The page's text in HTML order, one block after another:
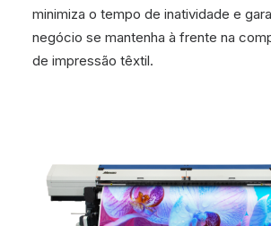
minimiza o tempo de inatividade e
negócio se mantenha à frente na
de impressão têxtil.